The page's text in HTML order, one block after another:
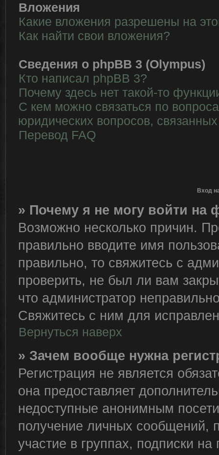
Вложения
Какие вложения разрешены на
Как найти свои вложения?
Сведения о phpBB 3 (Olympus)
Кто написал phpBB 3?
Почему здесь нет такой-то
С кем можно связаться по
юридических вопросов,
Перевод FAQ
Вход
» Почему я не могу войти на
Возможно несколько причин.
правильно вводите имя
правильно, то свяжитесь с
проверить, не был ли вам
что администратор
Свяжитесь с ним для
Вернуться наверх
» Зачем вообще нужна
Регистрация не является
она предоставляет
недоступные анонимным
получение личных сообщений,
участие в группах, подписки